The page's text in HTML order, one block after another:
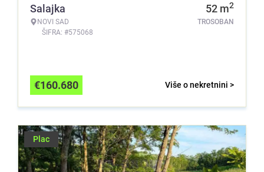
Salajka
NOVI SAD
ŠIFRA: #575068
52 m2
TROSOBAN
Više o nekretnini >
€160.680
Plac